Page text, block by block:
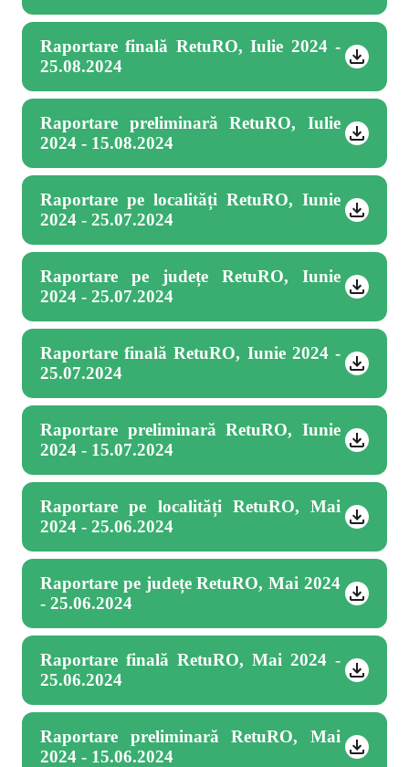
Raportare finală RetuRO, Iulie 2024 -
25.08.2024
Raportare preliminară RetuRO, Iulie
2024 - 15.08.2024
Raportare pe localități RetuRO, Iunie
2024 - 25.07.2024
Raportare pe județe RetuRO, Iunie
2024 - 25.07.2024
Raportare finală RetuRO, Iunie 2024 -
25.07.2024
Raportare preliminară RetuRO, Iunie
2024 - 15.07.2024
Raportare pe localități RetuRO, Mai
2024 - 25.06.2024
Raportare pe județe RetuRO, Mai 2024
- 25.06.2024
Raportare finală RetuRO, Mai 2024 -
25.06.2024
Raportare preliminară RetuRO, Mai
2024 - 15.06.2024